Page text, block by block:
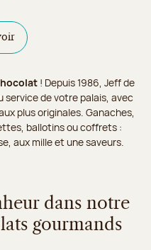
! Depuis 1986, Jeff de
de votre palais, avec
plus originales. Ganaches,
ballotins ou coffrets :
aux mille et une saveurs.
dans notre
gourmands